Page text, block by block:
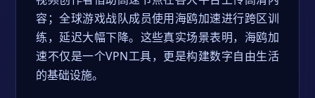
容；全球游戏战队成员使用海鸥加速进行跨区训
练，延迟大幅下降。这些真实场景表明，海鸥加
速不仅是一个VPN工具，更是构建数字自由生活
的基础设施。